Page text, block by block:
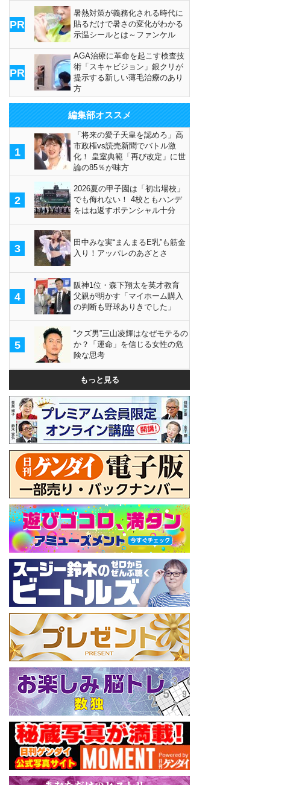
PR
暑熱対策が義務化される時代に
貼るだけで暑さの変化がわかる
示温シールとは～ファンケル
PR
AGA治療に革命を起こす検査技
術「スキャビジョン」銀クリが
提示する新しい薄毛治療のあり
方
編集部オススメ
1
「将来の愛子天皇を認めろ」高
市政権vs読売新聞でバトル激
化！ 皇室典範「再び改定」に世
論の85％が味方
2
2026夏の甲子園は「初出場校」
でも侮れない！ 4校ともハンデ
をはね返すポテンシャル十分
3
田中みな実“まんまるE乳”も筋金
入り！アッパレのあざとさ
4
阪神1位・森下翔太を英才教育
父親が明かす「マイホーム購入
の判断も野球ありきでした」
5
“クズ男”三山凌輝はなぜモテるの
か？「運命」を信じる女性の危
険な思考
もっと見る